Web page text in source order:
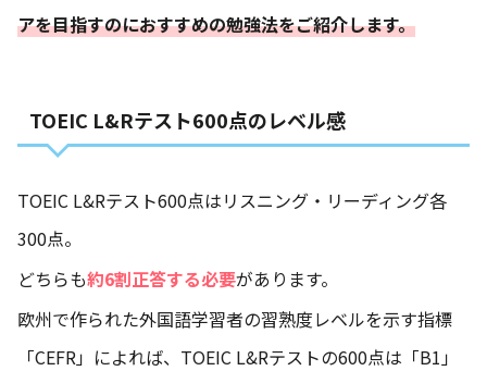
アを目指すのにおすすめの勉強法をご紹介します。
TOEIC L&Rテスト600点のレベル感
TOEIC L&Rテスト600点はリスニング・リーディング各
300点。
どちらも約6割正答する必要があります。
欧州で作られた外国語学習者の習熟度レベルを示す指標
「CEFR」によれば、TOEIC L&Rテストの600点は「B1」